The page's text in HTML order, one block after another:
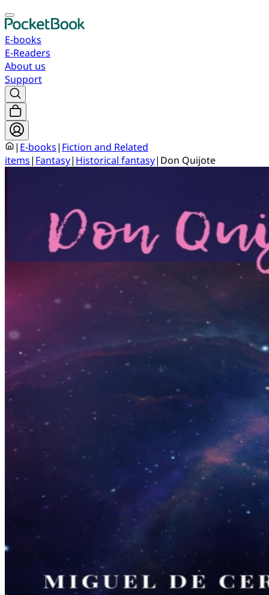
E-books
E-Readers
About us
Support
| E-books| Fiction and Related
items| Fantasy| Historical fantasy| Don Quijote